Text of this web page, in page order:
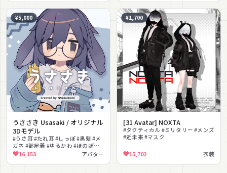
¥5,000
うささき Usasaki / オリジナル
3Dモデル
#うさ耳 #たれ耳 #しっぽ #黒髪 #メ
ガネ #部屋着 #ゆるかわ #ほのぼの #
ちびアバター #Quest対応
16,153 アバター
¥1,700
[31 Avatar] NOXTA
#タクティカル #ミリタリー #メンズ
#近未来 #マスク
15,702 衣装